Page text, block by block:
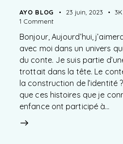
AYO BLOG 23 juin, 2023 3K
1 Comment
Bonjour, Aujourd’hui,
avec moi dans un univers
du conte. Je suis partie
trottait dans la tête. Le
la construction de l’identité
que ces histoires que je
enfance ont participé à…